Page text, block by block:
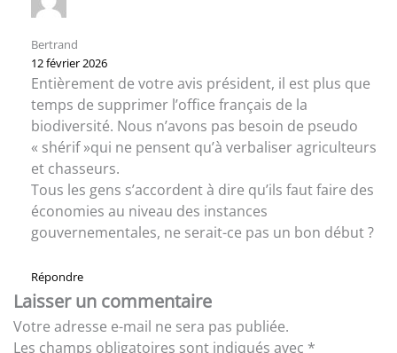
Bertrand
12 février 2026
Entièrement de votre avis président, il est plus que
temps de supprimer l’office français de la
biodiversité. Nous n’avons pas besoin de pseudo
« shérif »qui ne pensent qu’à verbaliser agriculteurs
et chasseurs.
Tous les gens s’accordent à dire qu’ils faut faire des
économies au niveau des instances
gouvernementales, ne serait-ce pas un bon début ?
Répondre
Laisser un commentaire
Votre adresse e-mail ne sera pas publiée.
Les champs obligatoires sont indiqués avec *